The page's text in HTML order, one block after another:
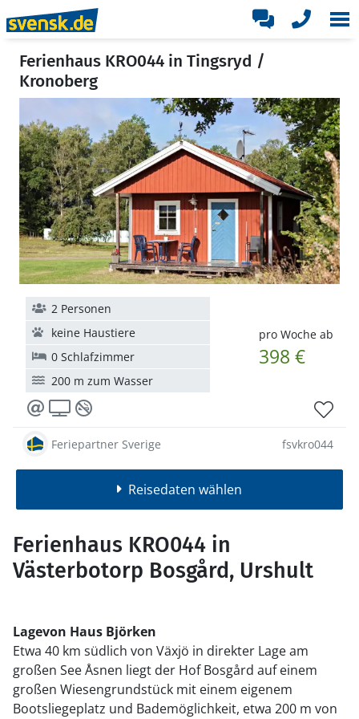
Ferienhaus KRO044 in Tingsryd /
Kronoberg
pro Woche ab
398 €
2 Personen
keine Haustiere
0 Schlafzimmer
200 m zum Wasser
Feriepartner Sverige fsvkro044
Reisedaten wählen
Ferienhaus KRO044 in
Västerbotorp Bosgård, Urshult
Lagevon Haus Björken
Etwa 40 km südlich von Växjö in direkter Lage am
großen See Åsnen liegt der Hof Bosgård auf einem
großen Wiesengrundstück mit einem eigenem
Bootsliegeplatz und Bademöglichkeit, etwa 200 m von